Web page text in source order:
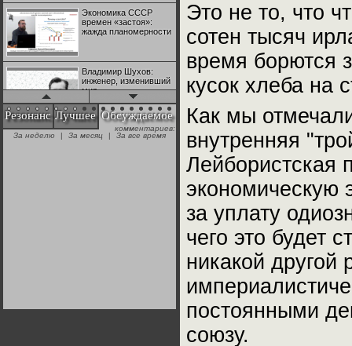
Экономика СССР
времен «застоя»:
жажда планомерности
Владимир Шухов:
инженер, изменивший
мир
"Аркадий Коц" на
эгалите-фесте "Не
Резонанс Лучшее Обсуждаемое
комментариев:
За неделю
| За месяц | За все время
Это не то, что
сотен тысяч
время борются
кусок хлеба на
Как мы
внутренняя
Лейбористская
экономическую
за уплату
чего это будет
никакой
постоянными
союзу.